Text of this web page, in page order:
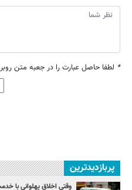
* لطفا حاصل عبارت را در جعبه متن
پربازدیدترین
وقتی اخلاق پهلوانی با